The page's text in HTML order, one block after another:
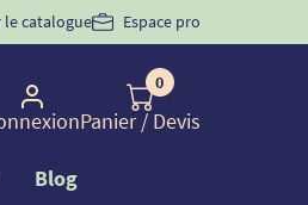
d'incontinence
le catalogue Espace pro
0
Panier/ Devis
Blog